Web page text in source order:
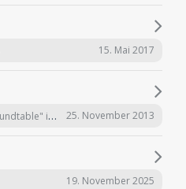
15. Mai 2017
Bericht über den "Hörspiel-Roundtable" im Lauschermagazin 25. November 2013
19. November 2025